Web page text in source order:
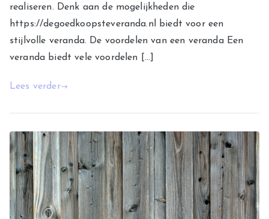
realiseren. Denk aan de mogelijkheden die
https://degoedkoopsteveranda.nl biedt voor een
stijlvolle veranda. De voordelen van een veranda Een
veranda biedt vele voordelen […]
Lees verder